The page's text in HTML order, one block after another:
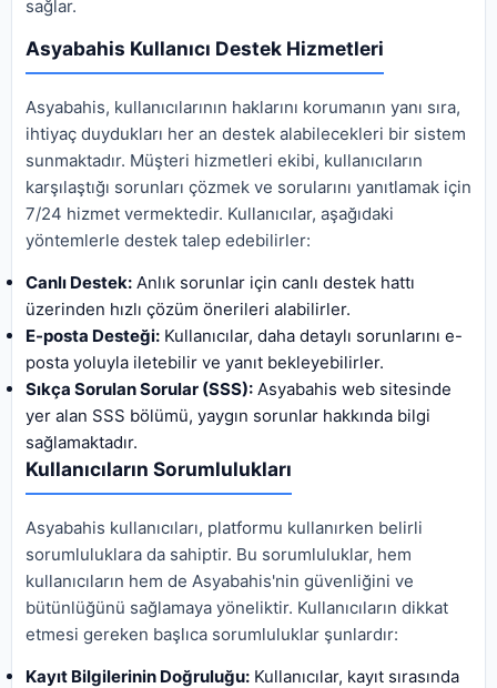
sağlar.
Asyabahis Kullanıcı Destek Hizmetleri
Asyabahis, kullanıcılarının haklarını korumanın yanı sıra,
ihtiyaç duydukları her an destek alabilecekleri bir sistem
sunmaktadır. Müşteri hizmetleri ekibi, kullanıcıların
karşılaştığı sorunları çözmek ve sorularını yanıtlamak için
7/24 hizmet vermektedir. Kullanıcılar, aşağıdaki
yöntemlerle destek talep edebilirler:
Canlı Destek: Anlık sorunlar için canlı destek hattı
üzerinden hızlı çözüm önerileri alabilirler.
E-posta Desteği: Kullanıcılar, daha detaylı sorunlarını e-
posta yoluyla iletebilir ve yanıt bekleyebilirler.
Sıkça Sorulan Sorular (SSS): Asyabahis web sitesinde
yer alan SSS bölümü, yaygın sorunlar hakkında bilgi
sağlamaktadır.
Kullanıcıların Sorumlulukları
Asyabahis kullanıcıları, platformu kullanırken belirli
sorumluluklara da sahiptir. Bu sorumluluklar, hem
kullanıcıların hem de Asyabahis'nin güvenliğini ve
bütünlüğünü sağlamaya yöneliktir. Kullanıcıların dikkat
etmesi gereken başlıca sorumluluklar şunlardır:
Kayıt Bilgilerinin Doğruluğu: Kullanıcılar, kayıt sırasında